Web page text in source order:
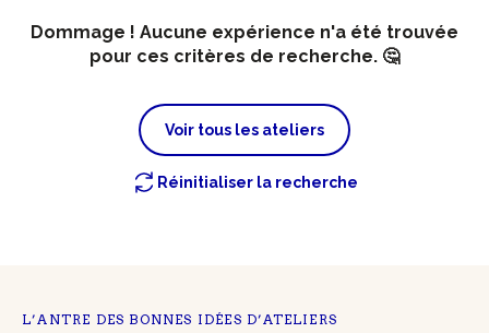
Dommage ! Aucune expérience n'a été trouvée
pour ces critères de recherche. 🤔
Voir tous les ateliers
Réinitialiser la recherche
L’ANTRE DES BONNES IDÉES D’ATELIERS